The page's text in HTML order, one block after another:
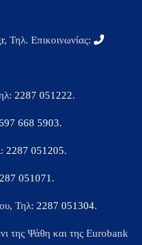
, Τηλ. Επικοινωνίας:
2287 051222.
668 5903.
2287 051205.
051071.
Τηλ: 2287 051304.
της Ψάθη και της Eurobank